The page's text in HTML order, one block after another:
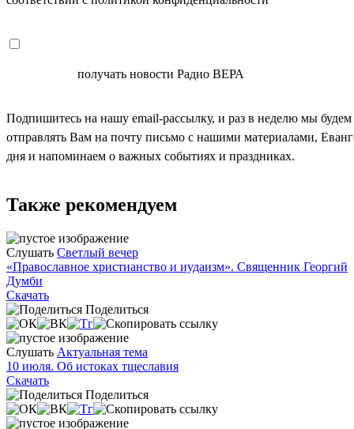
получать новости Радио ВЕРА
Подпишитесь на нашу email-рассылку, и раз в неделю мы будем
отправлять Вам на почту письмо с нашими материалами,
дня и напоминаем о важных событиях и праздниках.
Также рекомендуем
Слушать Светлый вечер
«Православное христианство и иудаизм». Священник Георгий
Думби
Скачать
Поделиться
Слушать Актуальная тема
10 июля. Об истоках тщеславия
Скачать
Поделиться